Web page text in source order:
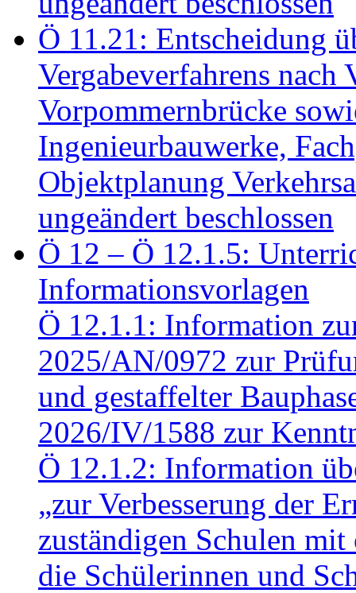
Ö 11.21: Entscheidung
Vergabeverfahrens
Vorpommernbrücke
Ingenieurbauwerke,
Objektplanung
ungeändert beschlossen
Ö 12 – Ö 12.1.5:
Informationsvorlagen
Ö 12.1.1: Information
2025/AN/0972 zur
und gestaffelter
2026/IV/1588 zur
Ö 12.1.2: Information
„zur Verbesserung der
zuständigen Schulen
die Schülerinnen und